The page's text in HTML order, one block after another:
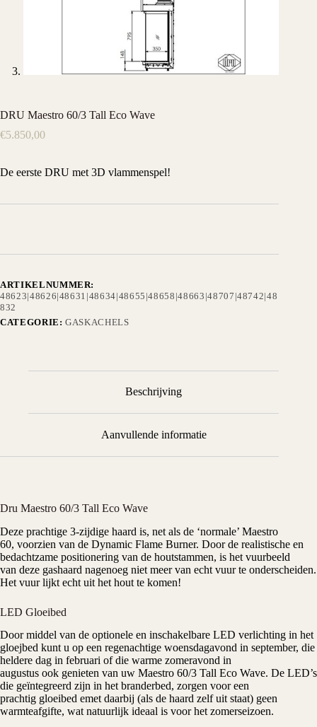
DRU Maestro 60/3 Tall Eco Wave
€5.850,00
De eerste DRU met 3D vlammenspel!
ARTIKELNUMMER:
48623|48626|48631|48634|48655|48658|48663|48707|48742|48
832
CATEGORIE:GASKACHELS
Beschrijving
Aanvullende informatie
Dru Maestro 60/3 Tall Eco Wave
Deze prachtige 3-zijdige haard is, net als de ‘normale’ Maestro
60, voorzien van de Dynamic Flame Burner. Door de realistische en
bedachtzame positionering van de houtstammen, is het vuurbeeld
van deze gashaard nagenoeg niet meer van echt vuur te onderscheiden.
Het vuur lijkt echt uit het hout te komen!
LED Gloeibed
Door middel van de optionele en inschakelbare LED verlichting in het
gloejbed kunt u op een regenachtige woensdagavond in september, die
heldere dag in februari of die warme zomeravond in
augustus ook genieten van uw Maestro 60/3 Tall Eco Wave. De LED’s
die geïntegreerd zijn in het branderbed, zorgen voor een
prachtig gloeibed emet daarbij (als de haard zelf uit staat) geen
warmteafgifte, wat natuurlijk ideaal is voor het zomerseizoen.